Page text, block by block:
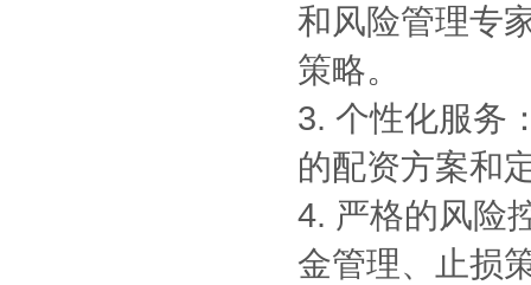
和风险管理专
策略。
3. 个性化服务
的配资方案和
4. 严格的风险
金管理、止损